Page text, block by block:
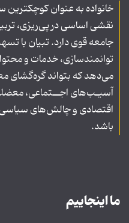
خانواده به عنوان
نقشی اساسی در پی‌ریزی،
جامعه قوی دارد. تبیان با
توانمندسازی، خدمات و
می‌دهد که بتواند گره‌گشای
آسیـب‌های اجــتماعی،
اقتصادی و چالش‌های سیاسی
باشد.
ما اینجاییم